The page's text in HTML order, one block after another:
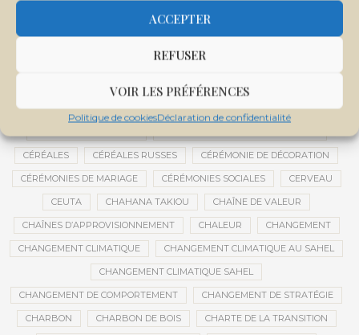
ACCEPTER
REFUSER
VOIR LES PRÉFÉRENCES
Politique de cookiesDéclaration de confidentialité
CENTRE D'INTELLIGENCE ARTIFICIELLE
CENTRE DE SANTÉ COMMUNAUTAIRE CENTRE DU MALI
CENTRE INTERNATIONAL DE CONFÉRENCES DE BAMAKO
CENTRE MALI
CENTRE NATIONAL DES EXAMENS ET CONCOURS DE L’ÉDUCATION
CÉRÉALES CÉRÉALES RUSSES CÉRÉMONIE DE DÉCORATION
CÉRÉMONIES DE MARIAGE CÉRÉMONIES SOCIALES CERVEAU
CEUTA CHAHANA TAKIOU CHAÎNE DE VALEUR
CHAÎNES D’APPROVISIONNEMENT CHALEUR CHANGEMENT
CHANGEMENT CLIMATIQUE CHANGEMENT CLIMATIQUE AU SAHEL
CHANGEMENT CLIMATIQUE SAHEL
CHANGEMENT DE COMPORTEMENT CHANGEMENT DE STRATÉGIE
CHARBON CHARBON DE BOIS CHARTE DE LA TRANSITION